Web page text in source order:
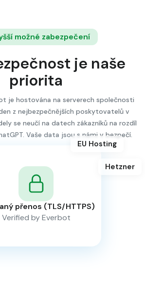
možné zabezpečení
je naše
priorita
je hostována na serverech společnosti
z nejbezpečnějších poskytovatelů v
se neučí na datech zákazníků na rozdíl
Vaše data jsou s námi v bezpečí.
přenos (TLS/HTTPS)
Verified by Everbot
EU Hosting
Hetzner